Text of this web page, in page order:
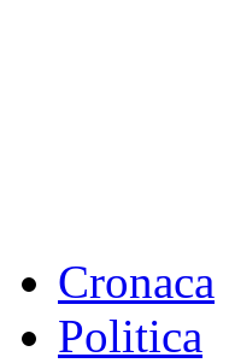
Cronaca
Politica